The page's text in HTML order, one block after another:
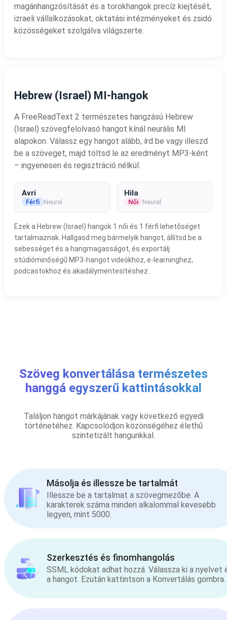
magánhangzósítását és a torokhangok precíz kiejtését,
izraeli vállalkozásokat, oktatási intézményeket és zsidó
közösségeket szolgálva világszerte.
Hebrew (Israel) MI-hangok
A FreeReadText 2 természetes hangzású Hebrew
(Israel) szövegfelolvasó hangot kínál neurális MI
alapokon. Válassz egy hangot alább, írd be vagy illeszd
be a szöveget, majd töltsd le az eredményt MP3-ként
– ingyenesen és regisztráció nélkül.
Avri
Férfi Neural
Hila
Női Neural
Ezek a Hebrew (Israel) hangok 1 női és 1 férfi lehetőséget
tartalmaznak. Hallgasd meg bármelyik hangot, állítsd be a
sebességet és a hangmagasságot, és exportálj
stúdióminőségű MP3-hangot videókhoz, e-learninghez,
podcastokhoz és akadálymentesítéshez.
Szöveg konvertálása természetes
hanggá egyszerű kattintásokkal
Találjon hangot márkájának vagy következő egyedi
történetéhez. Kapcsolódjon közönségéhez élethű
szintetizált hangunkkal.
Másolja és illessze be tartalmát
Illessze be a tartalmat a szövegmezőbe. A
karakterek száma minden alkalommal kevesebb
legyen, mint 5000.
Szerkesztés és finomhangolás
SSML kódokat adhat hozzá. Válassza ki a nyelvet
a hangot. Ezután kattintson a Konvertálás gombra.